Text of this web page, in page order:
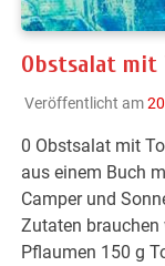
Obstsalat mit
Veröffentlicht am
0 Obstsalat mit
aus einem Buch
Camper und
Zutaten
Pflaumen 150 g